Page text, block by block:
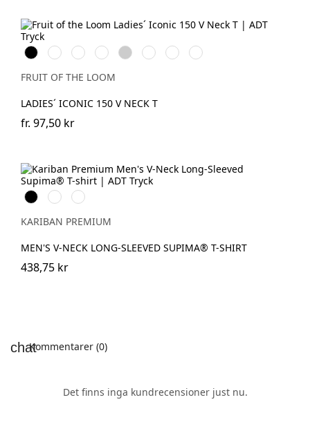
BlackWhiteRed FuchsiaHeather
Grey
Deep
Navy
Powder
Rose
Soft
Lavender
FRUIT OF THE LOOM
LADIES´ ICONIC 150 V NECK T
fr. 97,50 kr
Svart Vit
Deep
Navy
KARIBAN PREMIUM
MEN'S V-NECK LONG-SLEEVED SUPIMA® T-SHIRT
438,75 kr
Kommentarer (0)
Det finns inga kundrecensioner just nu.